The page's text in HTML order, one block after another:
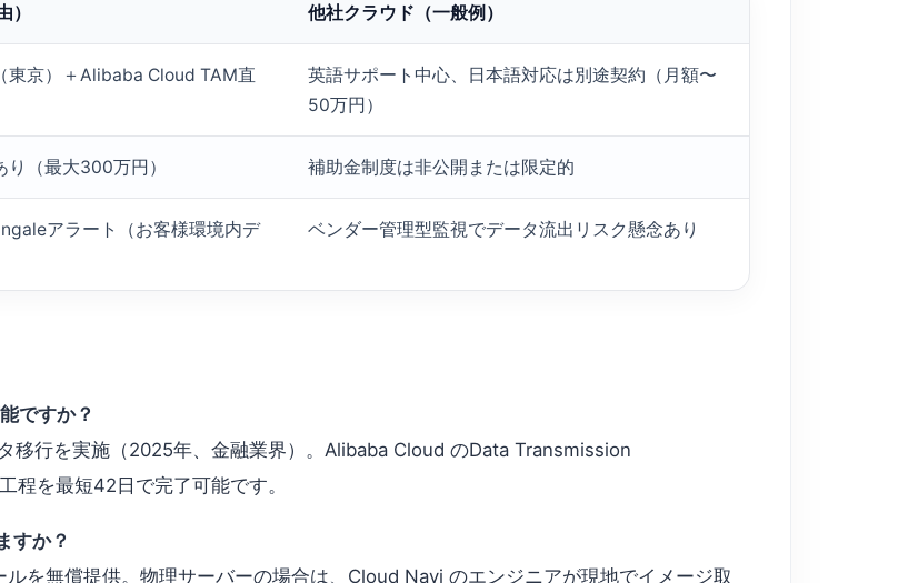
他社クラウド（一般例）
東京）＋Alibaba Cloud TAM直
英語サポート中心、日本語対応は別途契約（月額〜
50万円）
（最大300万円） 補助金制度は非公開または限定的
アラート（お客様環境内デ
ベンダー管理型監視でデータ流出リスク懸念あり
ですか？
移行を実施（2025年、金融業界）。Alibaba Cloud のData Transmission
程を最短42日で完了可能です。
すか？
を無償提供。物理サーバーの場合は、Cloud Navi のエンジニアが現地でイメージ取